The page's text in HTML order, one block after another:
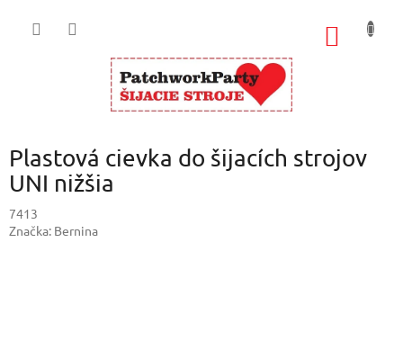
Plastová cievka do šijacích strojov
UNI nižšia
7413
Značka: Bernina